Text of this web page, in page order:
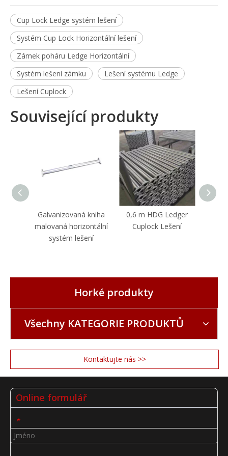
Cup Lock Ledge systém lešení
Systém Cup Lock Horizontální lešení
Zámek poháru Ledge Horizontální
Systém lešení zámku
Lešení systému Ledge
Lešení Cuplock
Související produkty
Galvanizovaná kniha
malovaná horizontální
systém lešení
0,6 m HDG Ledger
Cuplock Lešení
Horké produkty
Všechny KATEGORIE PRODUKTŮ
Kontaktujte nás >>
Online formulář
*